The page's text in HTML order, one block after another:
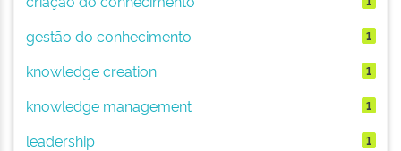
gestão do conhecimento 1
knowledge creation 1
knowledge management 1
leadership 1